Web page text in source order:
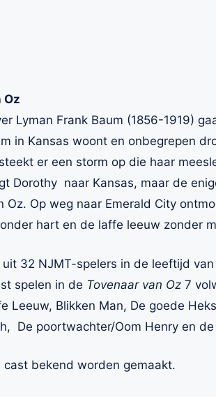
Oz
Lyman Frank Baum (1856-1919)
in Kansas woont en onbegrepen
er een storm op die haar
Dorothy naar Kansas, maar de
Oz. Op weg naar Emerald City
hart en de laffe leeuw zonder
32 NJMT-spelers in de leeftijd
spelen in de Tovenaar van Oz 7
Leeuw, Blikken Man, De goede
De poortwachter/Oom Henry en
bekend worden gemaakt.